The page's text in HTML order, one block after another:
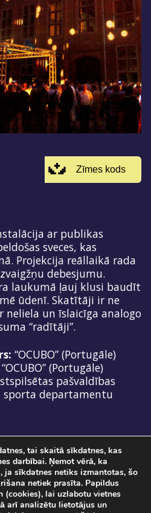
Zīmes kods
ar publikas
sveces, kas
Projekcija reāllaikā rada
debesjumu.
laukumā ļauj klusi baudīt
ūdenī. Skatītāji ir ne
un īslaicīga analogo
“radītāji”.
“OCUBO” (Portugāle)
“OCUBO” (Portugāle)
pašvaldības
departamentu
tai skaitā sīkdatnes, kas
darbībai. Ņemot vērā, ka
ja sīkdatnes netiks izmantotas, šo
netiek prasīta. Papildus
(cookies), lai uzlabotu vietnes
arī analizētu lietotājus un